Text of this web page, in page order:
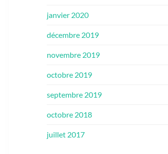
janvier 2020
décembre 2019
novembre 2019
octobre 2019
septembre 2019
octobre 2018
juillet 2017